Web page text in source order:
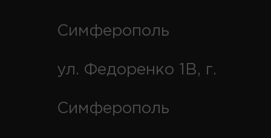
Симферополь
ул. Федоренко 1В, г.
Симферополь